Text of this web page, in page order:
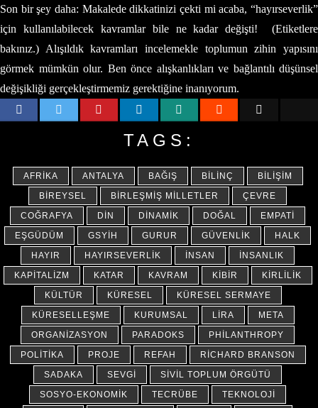
Son bir şey daha: Makalede dikkatinizi çekti mi acaba, “hayırseverlik”
için kullanılabilecek kavramlar bile ne kadar değişti! (Etiketlere
bakınız.) Alışıldık kavramları incelemekle toplumun zihin yapısını
görmek mümkün olur. Ben önce alışkanlıkları ve bağlantılı düşünsel
değişikliği gerçekleştirmemiz gerektiğine inanıyorum.
TAGS:
AFRIKA ANTALYA BAĞIŞ BILINÇ
BILIŞIM
BIREYSEL
BIRLEŞMIŞ MILLETLER
ÇEVRE
COĞRAFYA
DIN DINAMIK DOĞAL
EMPATI
EŞGÜDÜM
GSYİH GURUR GÜVENLIK
HALK
HAYIR
HAYIRSEVERLIK İNSAN
İNSANLIK
KAPITALIZM
KATAR KAVRAM KIBIR
KIRLILIK
KÜLTÜR
KÜRESEL
KÜRESEL SERMAYE
KÜRESELLEŞME
KURUMSAL LIRA
META
ORGANIZASYON
PARADOKS
PHILANTHROPY
POLITIKA
PROJE REFAH
RICHARD BRANSON
SADAKA
SEVGI
SIVIL TOPLUM ÖRGÜTÜ
SOSYO-EKONOMIK
TECRÜBE
TEKNOLOJI